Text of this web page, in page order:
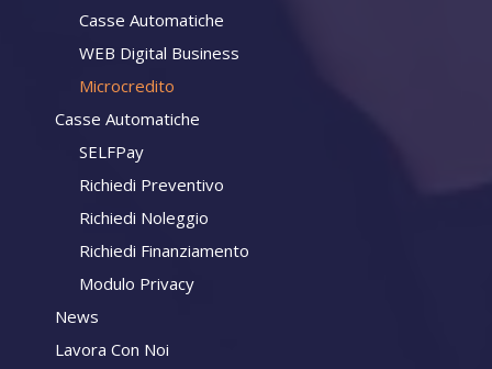
Casse Automatiche
WEB Digital Business
Microcredito
Casse Automatiche
SELFPay
Richiedi Preventivo
Richiedi Noleggio
Richiedi Finanziamento
Modulo Privacy
News
Lavora Con Noi